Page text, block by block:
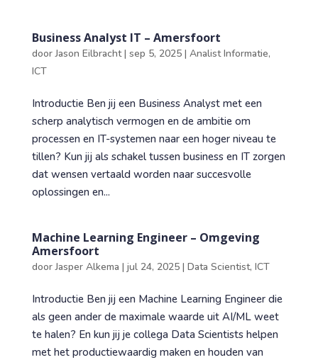
Business Analyst IT – Amersfoort
doorJason Eilbracht| sep 5, 2025| Analist Informatie,
ICT
Introductie Ben jij een Business Analyst met een
scherp analytisch vermogen en de ambitie om
processen en IT-systemen naar een hoger niveau te
tillen? Kun jij als schakel tussen business en IT zorgen
dat wensen vertaald worden naar succesvolle
oplossingen en...
Machine Learning Engineer – Omgeving
Amersfoort
doorJasper Alkema | jul 24, 2025| Data Scientist, ICT
Introductie Ben jij een Machine Learning Engineer die
als geen ander de maximale waarde uit AI/ML weet
te halen? En kun jij je collega Data Scientists helpen
met het productiewaardig maken en houden van